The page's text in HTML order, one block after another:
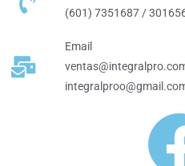
(601) 7351687 /
Email